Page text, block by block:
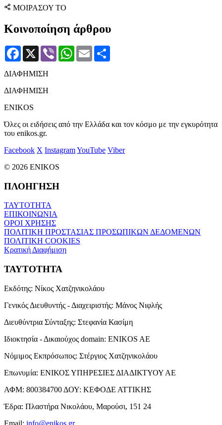
ΜΟΙΡΑΣΟΥ ΤΟ
Κοινοποίηση άρθρου
Facebook
X Viber WhatsApp
Email
ΔΙΑΦΗΜΙΣΗ
ΔΙΑΦΗΜΙΣΗ
ENIKOS
Όλες οι ειδήσεις από την Ελλάδα και τον κόσμο με την εγκυρότητα
του enikos.gr.
Facebook X InstagramYouTube Viber
© 2026 ENIKOS
ΠΛΟΗΓΗΣΗ
ΤΑΥΤΟΤΗΤΑ
ΕΠΙΚΟΙΝΩΝΙΑ
ΟΡΟΙ ΧΡΗΣΗΣ
ΠΟΛΙΤΙΚΗ ΠΡΟΣΤΑΣΙΑΣ ΠΡΟΣΩΠΙΚΩΝ ΔΕΔΟΜΕΝΩΝ
ΠΟΛΙΤΙΚΗ COOKIES
Κρατική Διαφήμιση
ΤΑΥΤΟΤΗΤΑ
Εκδότης: Νίκος Χατζηνικολάου
Γενικός Διευθυντής - Διαχειριστής: Μάνος Νιφλής
Διευθύντρια Σύνταξης: Στεφανία Κασίμη
Ιδιοκτησία - Δικαιούχος domain: ENIKOS AE
Νόμιμος Εκπρόσωπος: Στέργιος Χατζηνικολάου
Επωνυμία: ΕΝΙΚΟΣ ΥΠΗΡΕΣΙΕΣ ΔΙΑΔΙΚΤΥΟΥ ΑΕ
ΑΦΜ: 800384700 ΔΟΥ: ΚΕΦΟΔΕ ΑΤΤΙΚΗΣ
Έδρα: Πλαστήρα Νικολάου, Μαρούσι, 151 24
Email: info@enikos.gr